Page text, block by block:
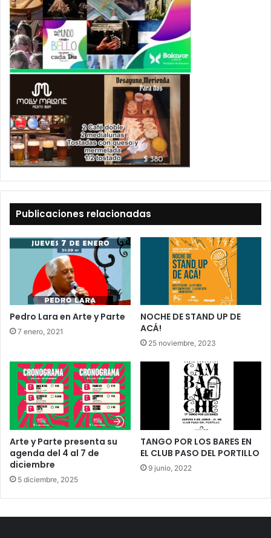
Publicaciones relacionadas
Pedro Lara en Arte y Parte
7 enero, 2021
NOCHE DE STAND UP DE
ACÁ!
25 noviembre, 2023
Arte y Parte presenta su
agenda del 4 al 7 de
diciembre
5 diciembre, 2025
TANGO POR LOS BARES EN
EL CLUB PASO DEL PORTILLO
9 junio, 2022